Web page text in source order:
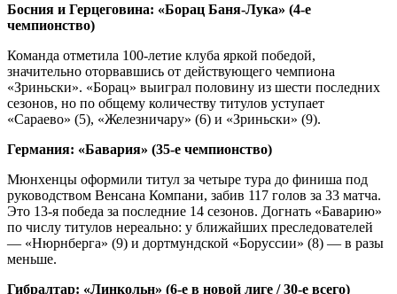
Босния и Герцеговина: «Борац Баня‑Лука» (4‑е
чемпионство)
Команда отметила 100‑летие клуба яркой победой,
значительно оторвавшись от действующего чемпиона
«Зриньски». «Борац» выиграл половину из шести последних
сезонов, но по общему количеству титулов уступает
«Сараево» (5), «Железничару» (6) и «Зриньски» (9).
Германия: «Бавария» (35‑е чемпионство)
Мюнхенцы оформили титул за четыре тура до финиша под
руководством Венсана Компани, забив 117 голов за 33 матча.
Это 13‑я победа за последние 14 сезонов. Догнать «Баварию»
по числу титулов нереально: у ближайших преследователей
— «Нюрнберга» (9) и дортмундской «Боруссии» (8) — в разы
меньше.
Гибралтар: «Линкольн» (6‑е в новой лиге / 30‑е всего)